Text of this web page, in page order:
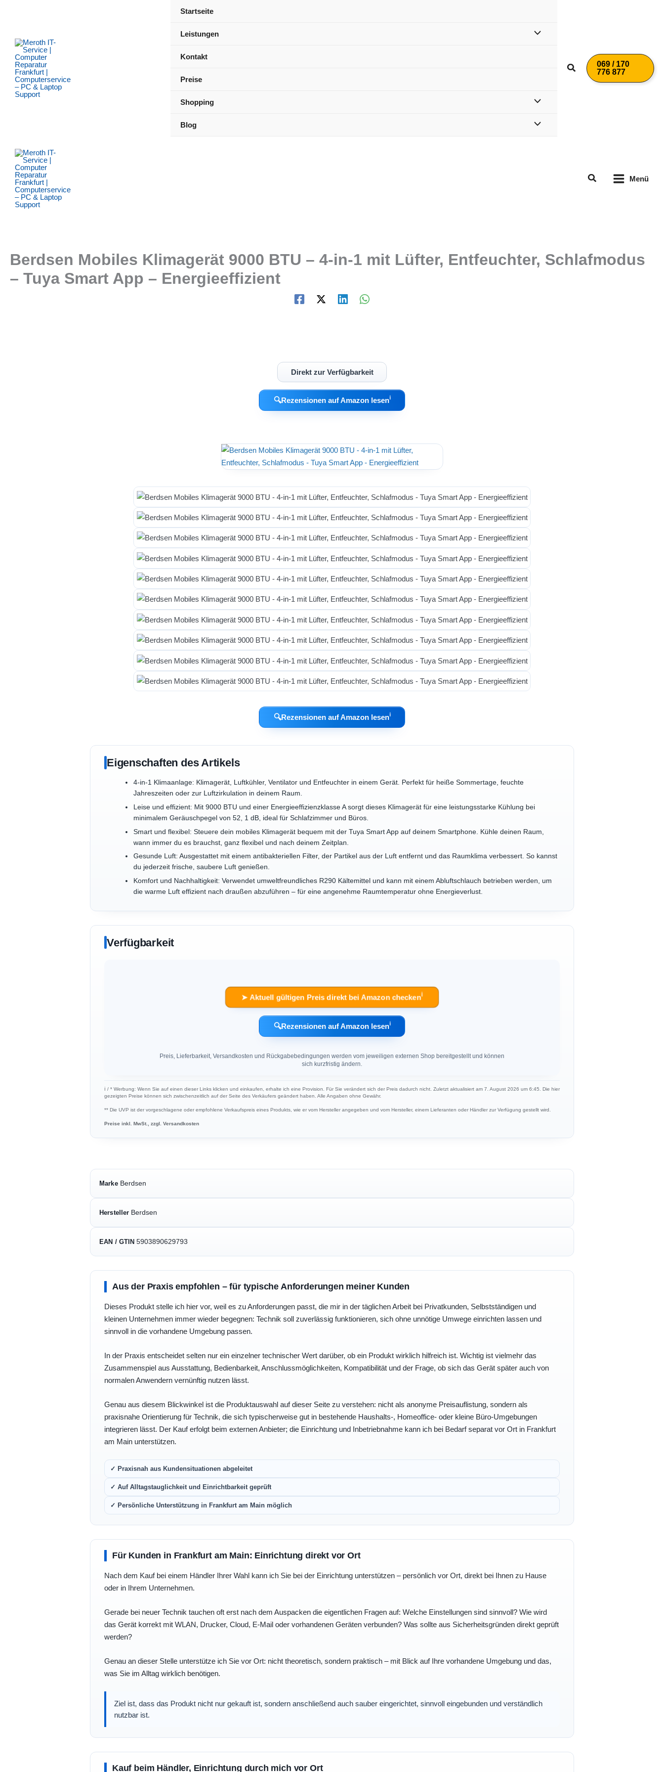
Startseite
Leistungen
Kontakt
Preise
Shopping
Blog
Suchen069 / 170
776 877
Suchen Menü
Berdsen Mobiles Klimagerät 9000 BTU – 4-in-1 mit Lüfter, Entfeuchter, Schlafmodus
– Tuya Smart App – Energieeffizient
Direkt zur Verfügbarkeit
🔍Rezensionen auf Amazon lesenℹ︎
🔍Rezensionen auf Amazon lesenℹ︎
Eigenschaften des Artikels
4-in-1 Klimaanlage: Klimagerät, Luftkühler, Ventilator und Entfeuchter in einem Gerät. Perfekt für heiße Sommertage, feuchte
Jahreszeiten oder zur Luftzirkulation in deinem Raum.
Leise und effizient: Mit 9000 BTU und einer Energieeffizienzklasse A sorgt dieses Klimagerät für eine leistungsstarke Kühlung bei
minimalem Geräuschpegel von 52, 1 dB, ideal für Schlafzimmer und Büros.
Smart und flexibel: Steuere dein mobiles Klimagerät bequem mit der Tuya Smart App auf deinem Smartphone. Kühle deinen Raum,
wann immer du es brauchst, ganz flexibel und nach deinem Zeitplan.
Gesunde Luft: Ausgestattet mit einem antibakteriellen Filter, der Partikel aus der Luft entfernt und das Raumklima verbessert. So kannst
du jederzeit frische, saubere Luft genießen.
Komfort und Nachhaltigkeit: Verwendet umweltfreundliches R290 Kältemittel und kann mit einem Abluftschlauch betrieben werden, um
die warme Luft effizient nach draußen abzuführen – für eine angenehme Raumtemperatur ohne Energieverlust.
Verfügbarkeit
➤ Aktuell gültigen Preis direkt bei Amazon checkenℹ︎
🔍Rezensionen auf Amazon lesenℹ︎
Preis, Lieferbarkeit, Versandkosten und Rückgabebedingungen werden vom jeweiligen externen Shop bereitgestellt und können
sich kurzfristig ändern.
ℹ︎ / * Werbung: Wenn Sie auf einen dieser Links klicken und einkaufen, erhalte ich eine Provision. Für Sie verändert sich der Preis dadurch nicht. Zuletzt aktualisiert am 7. August 2026 um 6:45. Die hier
gezeigten Preise können sich zwischenzeitlich auf der Seite des Verkäufers geändert haben. Alle Angaben ohne Gewähr.
** Die UVP ist der vorgeschlagene oder empfohlene Verkaufspreis eines Produkts, wie er vom Hersteller angegeben und vom Hersteller, einem Lieferanten oder Händler zur Verfügung gestellt wird.
Preise inkl. MwSt., zzgl. Versandkosten
Marke Berdsen
Hersteller Berdsen
EAN / GTIN 5903890629793
Aus der Praxis empfohlen – für typische Anforderungen meiner Kunden
Dieses Produkt stelle ich hier vor, weil es zu Anforderungen passt, die mir in der täglichen Arbeit bei Privatkunden, Selbstständigen und
kleinen Unternehmen immer wieder begegnen: Technik soll zuverlässig funktionieren, sich ohne unnötige Umwege einrichten lassen und
sinnvoll in die vorhandene Umgebung passen.
In der Praxis entscheidet selten nur ein einzelner technischer Wert darüber, ob ein Produkt wirklich hilfreich ist. Wichtig ist vielmehr das
Zusammenspiel aus Ausstattung, Bedienbarkeit, Anschlussmöglichkeiten, Kompatibilität und der Frage, ob sich das Gerät später auch von
normalen Anwendern vernünftig nutzen lässt.
Genau aus diesem Blickwinkel ist die Produktauswahl auf dieser Seite zu verstehen: nicht als anonyme Preisauflistung, sondern als
praxisnahe Orientierung für Technik, die sich typischerweise gut in bestehende Haushalts-, Homeoffice- oder kleine Büro-Umgebungen
integrieren lässt. Der Kauf erfolgt beim externen Anbieter; die Einrichtung und Inbetriebnahme kann ich bei Bedarf separat vor Ort in Frankfurt
am Main unterstützen.
✓ Praxisnah aus Kundensituationen abgeleitet
✓ Auf Alltagstauglichkeit und Einrichtbarkeit geprüft
✓ Persönliche Unterstützung in Frankfurt am Main möglich
Für Kunden in Frankfurt am Main: Einrichtung direkt vor Ort
Nach dem Kauf bei einem Händler Ihrer Wahl kann ich Sie bei der Einrichtung unterstützen – persönlich vor Ort, direkt bei Ihnen zu Hause
oder in Ihrem Unternehmen.
Gerade bei neuer Technik tauchen oft erst nach dem Auspacken die eigentlichen Fragen auf: Welche Einstellungen sind sinnvoll? Wie wird
das Gerät korrekt mit WLAN, Drucker, Cloud, E-Mail oder vorhandenen Geräten verbunden? Was sollte aus Sicherheitsgründen direkt geprüft
werden?
Genau an dieser Stelle unterstütze ich Sie vor Ort: nicht theoretisch, sondern praktisch – mit Blick auf Ihre vorhandene Umgebung und das,
was Sie im Alltag wirklich benötigen.
Ziel ist, dass das Produkt nicht nur gekauft ist, sondern anschließend auch sauber eingerichtet, sinnvoll eingebunden und verständlich
nutzbar ist.
Kauf beim Händler, Einrichtung durch mich vor Ort